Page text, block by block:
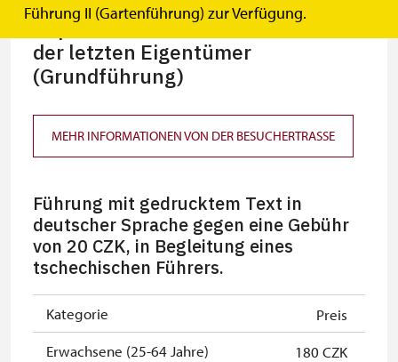
Führung II (Gartenführung) zur Verfügung.
Repräsentation und Privatsräume
der letzten Eigentümer
(Grundführung)
MEHR INFORMATIONEN VON DER BESUCHERTRASSE
Führung mit gedrucktem Text in
deutscher Sprache gegen eine Gebühr
von 20 CZK, in Begleitung eines
tschechischen Führers.
Kategorie
Preis
Erwachsene (25-64 Jahre)
180 CZK